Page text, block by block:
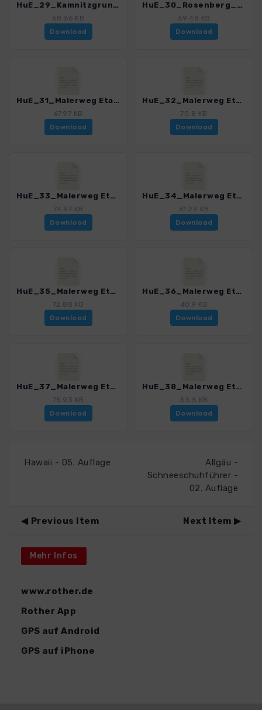
HuE_29_Kamnitzgrund_Dittersbacher_Felsen_3157_2.gpx
68.56 KB
Download
HuE_30_Rosenberg_3157_2.gpx
59.48 KB
Download
HuE_31_Malerweg Etappe 1_3157_2.gpx
67.97 KB
Download
HuE_32_Malerweg Etappe 2_3157_2.gpx
70.8 KB
Download
HuE_33_Malerweg Etappe 3_3157_2.gpx
74.97 KB
Download
HuE_34_Malerweg Etappe 4_3157_2.gpx
61.29 KB
Download
HuE_35_Malerweg Etappe 5_3157_2.gpx
72.88 KB
Download
HuE_36_Malerweg Etappe 6_3157_2.gpx
40.9 KB
Download
HuE_37_Malerweg Etappe 7_3157_2.gpx
75.93 KB
Download
HuE_38_Malerweg Etappe 8_3157_2.gpx
33.5 KB
Download
Hawaii - 05. Auflage
Allgäu -
Schneeschuhführer -
02. Auflage
Previous Item Next Item
Mehr Infos
www.rother.de
Rother App
GPS auf Android
GPS auf iPhone